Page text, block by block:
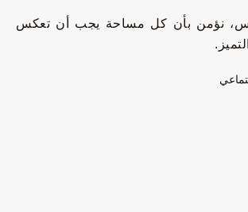
نؤمن بأن كل مساحة يجب أن تعكس